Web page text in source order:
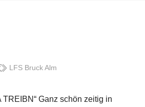
LFS Bruck Alm
TREIBN“ Ganz schön zeitig in